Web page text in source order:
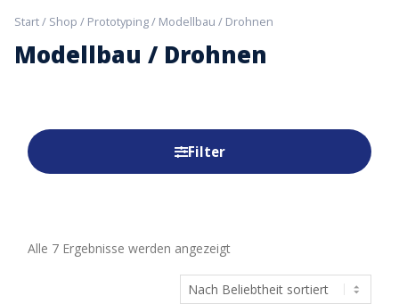
Hersteller,
Start/ Shop / Prototyping/ Modellbau / Drohnen
Modellbau / Drohnen
Filter
Alle 7 Ergebnisse werden angezeigtNach
Beliebtheit
sortiert